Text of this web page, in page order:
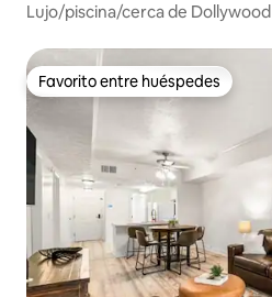
Lujo/piscina/cerca de Dollywood
Favorito entre huéspedes
Favorito entre huéspedes